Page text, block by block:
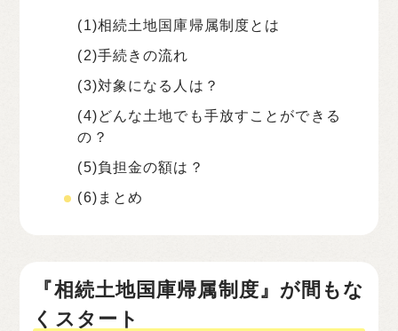
『相続土地国庫帰属制度』が間もな
くスタート
(1)相続土地国庫帰属制度とは
(2)手続きの流れ
(3)対象になる人は？
(4)どんな土地でも手放すことができる
の？
(5)負担金の額は？
(6)まとめ